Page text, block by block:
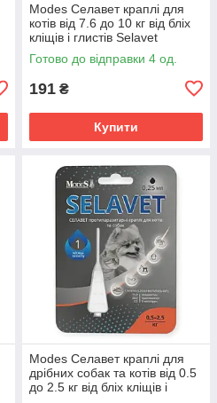
Modes Селавет краплі для
котів від 7.6 до 10 кг від бліх
кліщів і глистів Selavet
протипаразитарний засіб
Готово до відправки 4 од.
191 ₴
Купити
Modes Селавет краплі для
дрібних собак та котів від 0.5
до 2.5 кг від бліх кліщів і